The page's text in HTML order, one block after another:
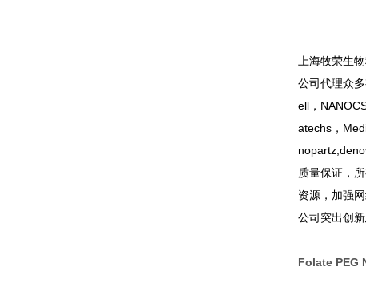
上海牧荣生
公司代理众
ell，
atechs，
质量保证，
资源，加强
公司突出创
Folate PEG